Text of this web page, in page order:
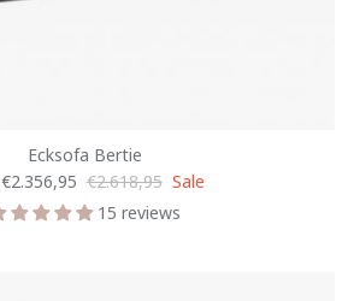
Ecksofa Bertie
€2.356,95 €2.618,95 Sale
15 reviews